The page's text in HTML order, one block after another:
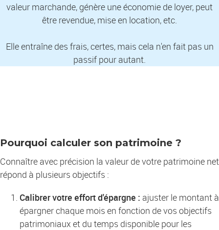
valeur marchande, génère une économie de loyer, peut
être revendue, mise en location, etc.
Elle entraîne des frais, certes, mais cela n'en fait pas un
passif pour autant.
Pourquoi calculer son patrimoine ?
Connaître avec précision la valeur de votre patrimoine net
répond à plusieurs objectifs :
Calibrer votre effort d'épargne : ajuster le montant à
épargner chaque mois en fonction de vos objectifs
patrimoniaux et du temps disponible pour les